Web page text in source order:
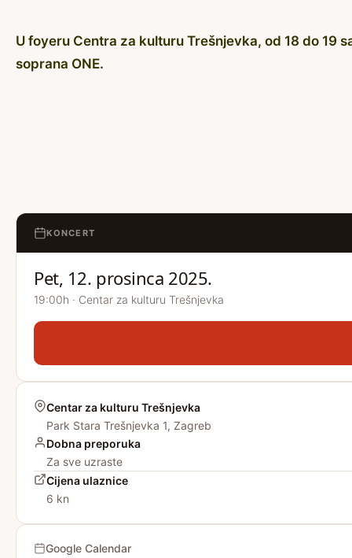
U foyeru Centra za kulturu Trešnjevka, od 18 do 19
soprana ONE.
KONCERT
Pet, 12. prosinca 2025.
19:00h · Centar za kulturu Trešnjevka
Centar za kulturu Trešnjevka
Park Stara Trešnjevka 1, Zagreb
Dobna preporuka
Za sve uzraste
Cijena ulaznice
6 kn
Google Calendar